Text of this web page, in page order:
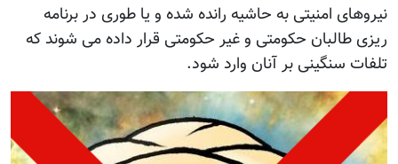
نیروهای امنیتی به حاشیه رانده شده و یا طوری در برنامه
ریزی طالبان حکومتی و غیر حکومتی قرار داده می شوند که
تلفات سنگینی بر آنان وارد شود.